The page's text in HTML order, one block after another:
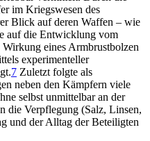
im Kriegswesen des
Blick auf deren Waffen – wie
auf die Entwicklung vom
eines Armbrustbolzen
experimenteller
7 Zuletzt folgte als
neben den Kämpfern viele
selbst unmittelbar an der
die Verpflegung (Salz, Linsen,
und der Alltag der Beteiligten